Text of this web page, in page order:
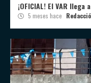
¡OFICIAL! El VAR llega
5 meses hace